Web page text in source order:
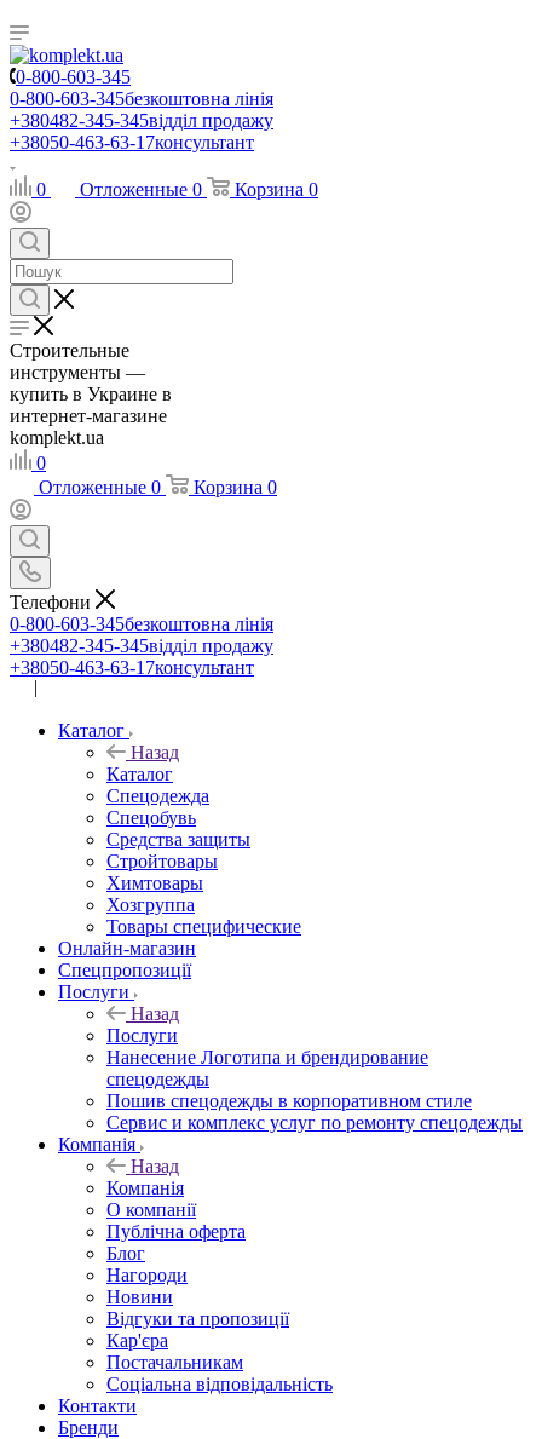
0-800-603-345
0-800-603-345безкоштовна лінія
+380482-345-345відділ продажу
+38050-463-63-17консультант
0 Отложенные 0 Корзина 0
Строительные
инструменты —
купить в Украине в
интернет-магазине
komplekt.ua
0
Отложенные 0 Корзина 0
Телефони
0-800-603-345безкоштовна лінія
+380482-345-345відділ продажу
+38050-463-63-17консультант
|
Каталог
Назад
Каталог
Спецодежда
Спецобувь
Средства защиты
Стройтовары
Химтовары
Хозгруппа
Товары специфические
Онлайн-магазин
Спецпропозиції
Послуги
Назад
Послуги
Нанесение Логотипа и брендирование
спецодежды
Пошив спецодежды в корпоративном стиле
Сервис и комплекс услуг по ремонту спецодежды
Компанія
Назад
Компанія
О компанії
Публічна оферта
Блог
Нагороди
Новини
Відгуки та пропозиції
Кар'єра
Постачальникам
Соціальна відповідальність
Контакти
Бренди